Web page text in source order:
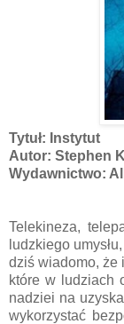
Tytuł: Instytut
Autor: Stephen
Wydawnictwo:
Telekineza,
ludzkiego
dziś wiadomo, że
które w ludziach
nadziei na
wykorzystać